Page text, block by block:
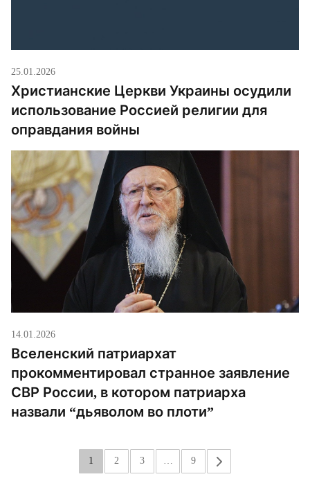
25.01.2026
Христианские Церкви Украины осудили
использование Россией религии для
оправдания войны
14.01.2026
Вселенский патриархат
прокомментировал странное заявление
СВР России, в котором патриарха
назвали “дьяволом во плоти”
1 2 3 9 »